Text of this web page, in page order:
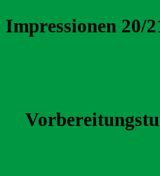
Impressionen 20/